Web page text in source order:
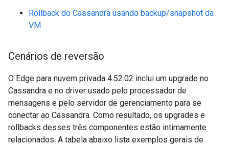
Rollback do Cassandra usando backup/snapshot da
VM
Cenários de reversão
O Edge para nuvem privada 4.52.02 inclui um upgrade no
Cassandra e no driver usado pelo processador de
mensagens e pelo servidor de gerenciamento para se
conectar ao Cassandra. Como resultado, os upgrades e
rollbacks desses três componentes estão intimamente
relacionados. A tabela abaixo lista exemplos gerais de